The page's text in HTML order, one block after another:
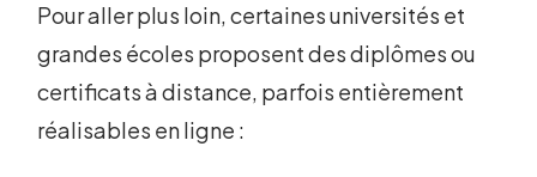
Pour aller plus loin, certaines universités et
grandes écoles proposent des diplômes ou
certificats à distance, parfois entièrement
réalisables en ligne :